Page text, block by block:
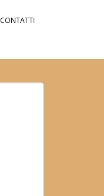
CONTATTI